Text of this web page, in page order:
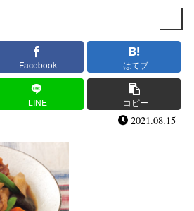
Facebook はてブ
LINE コピー
2021.08.15